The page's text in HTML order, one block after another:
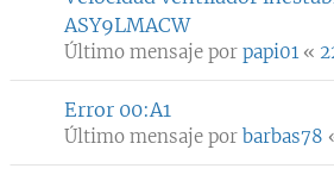
ASY9LMACW
Último mensaje por papi01«
Error 00:A1
Último mensaje por barbas78